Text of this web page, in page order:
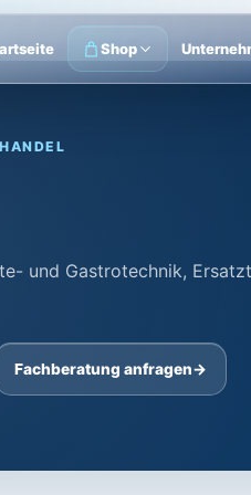
Shop
und Gastrotechnik,
Fachberatung anfragen→